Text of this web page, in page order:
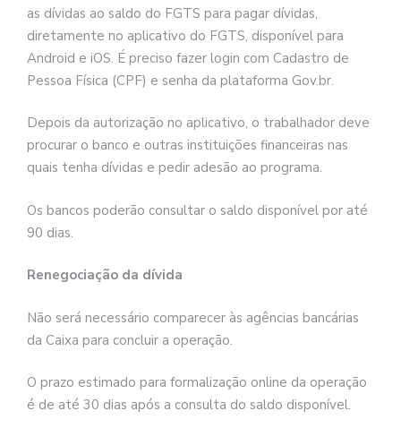
as dívidas ao saldo do FGTS para pagar dívidas,
diretamente no aplicativo do FGTS, disponível para
Android e iOS. É preciso fazer login com Cadastro de
Pessoa Física (CPF) e senha da plataforma Gov.br.
Depois da autorização no aplicativo, o trabalhador deve
procurar o banco e outras instituições financeiras nas
quais tenha dívidas e pedir adesão ao programa.
Os bancos poderão consultar o saldo disponível por até
90 dias.
Renegociação da dívida
Não será necessário comparecer às agências bancárias
da Caixa para concluir a operação.
O prazo estimado para formalização online da operação
é de até 30 dias após a consulta do saldo disponível.